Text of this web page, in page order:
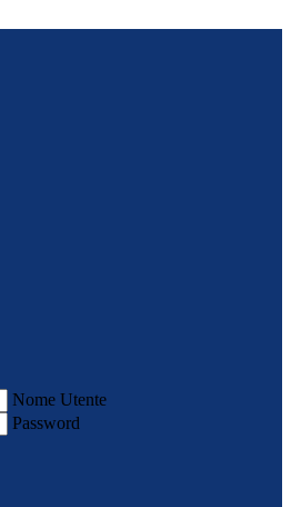
Nome Utente
Password